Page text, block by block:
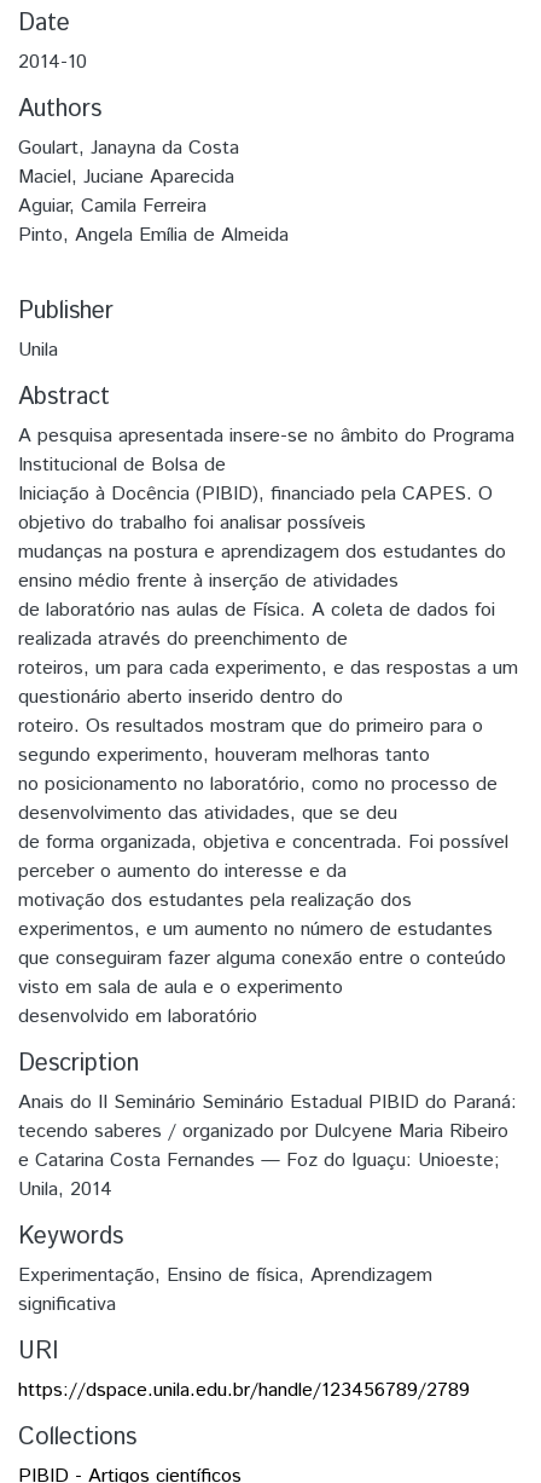
Date
2014-10
Authors
Goulart, Janayna da Costa
Maciel, Juciane Aparecida
Aguiar, Camila Ferreira
Pinto, Angela Emília de Almeida
Publisher
Unila
Abstract
A pesquisa apresentada insere-se no âmbito do Programa
Institucional de Bolsa de
Iniciação à Docência (PIBID), financiado pela CAPES. O
objetivo do trabalho foi analisar possíveis
mudanças na postura e aprendizagem dos estudantes do
ensino médio frente à inserção de atividades
de laboratório nas aulas de Física. A coleta de dados foi
realizada através do preenchimento de
roteiros, um para cada experimento, e das respostas a um
questionário aberto inserido dentro do
roteiro. Os resultados mostram que do primeiro para o
segundo experimento, houveram melhoras tanto
no posicionamento no laboratório, como no processo de
desenvolvimento das atividades, que se deu
de forma organizada, objetiva e concentrada. Foi possível
perceber o aumento do interesse e da
motivação dos estudantes pela realização dos
experimentos, e um aumento no número de estudantes
que conseguiram fazer alguma conexão entre o conteúdo
visto em sala de aula e o experimento
desenvolvido em laboratório
Description
Anais do II Seminário Seminário Estadual PIBID do Paraná:
tecendo saberes / organizado por Dulcyene Maria Ribeiro
e Catarina Costa Fernandes — Foz do Iguaçu: Unioeste;
Unila, 2014
Keywords
Experimentação, Ensino de física, Aprendizagem
significativa
URI
https://dspace.unila.edu.br/handle/123456789/2789
Collections
PIBID - Artigos científicos